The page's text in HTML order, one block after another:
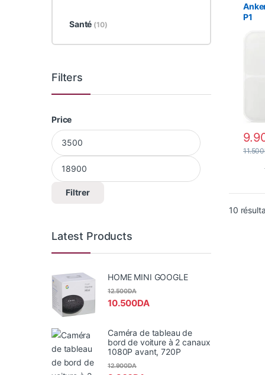
P1
11.500
10
Santé (10)
Filters
Price
Prix min
Prix max
Filtrer
Latest Products
HOME MINI GOOGLE
10.500DA
12.500DA
Caméra de tableau de
bord de voiture à 2 canaux
1080P avant, 720P
12.900DA